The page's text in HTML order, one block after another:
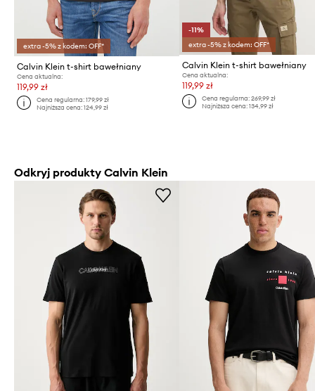
extra -5% z kodem: OFF*
Calvin Klein t-shirt bawełniany
Cena aktualna:
119,99 zł
Cena regularna:179,99 zł
Najniższa cena:124,99 zł
-11%
extra -5% z kodem: OFF*
Calvin Klein t-shirt bawełniany
Cena aktualna:
119,99 zł
Cena regularna: 269,99 zł
Najniższa cena: 134,99 zł
Odkryj produkty Calvin Klein